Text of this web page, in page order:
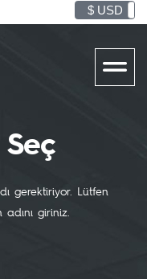
$ USD
gerektiriyor. Lütfen
giriniz.